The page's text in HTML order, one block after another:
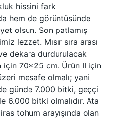
hissini fark
hem de görüntüsünde
olsun. Son patlamış
lezzet. Mısır sıra arası
dekara durdurulacak
için 70×25 cm. Ürün II için
mesafe olmalı; yani
günde 7.000 bitki, geççi
6.000 bitki olmalıdır. Ata
tohum arayışında olan